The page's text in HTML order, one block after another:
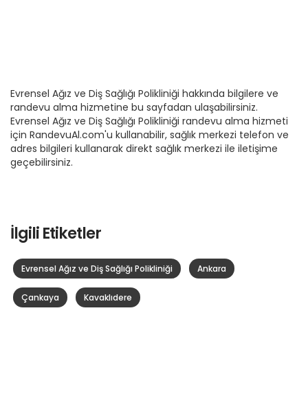
Evrensel Ağız ve Diş Sağlığı Polikliniği hakkında bilgilere ve
randevu alma hizmetine bu sayfadan ulaşabilirsiniz.
Evrensel Ağız ve Diş Sağlığı Polikliniği randevu alma hizmeti
için RandevuAl.com'u kullanabilir, sağlık merkezi telefon ve
adres bilgileri kullanarak direkt sağlık merkezi ile iletişime
geçebilirsiniz.
İlgili Etiketler
Evrensel Ağız ve Diş Sağlığı Polikliniği Ankara
Çankaya Kavaklıdere